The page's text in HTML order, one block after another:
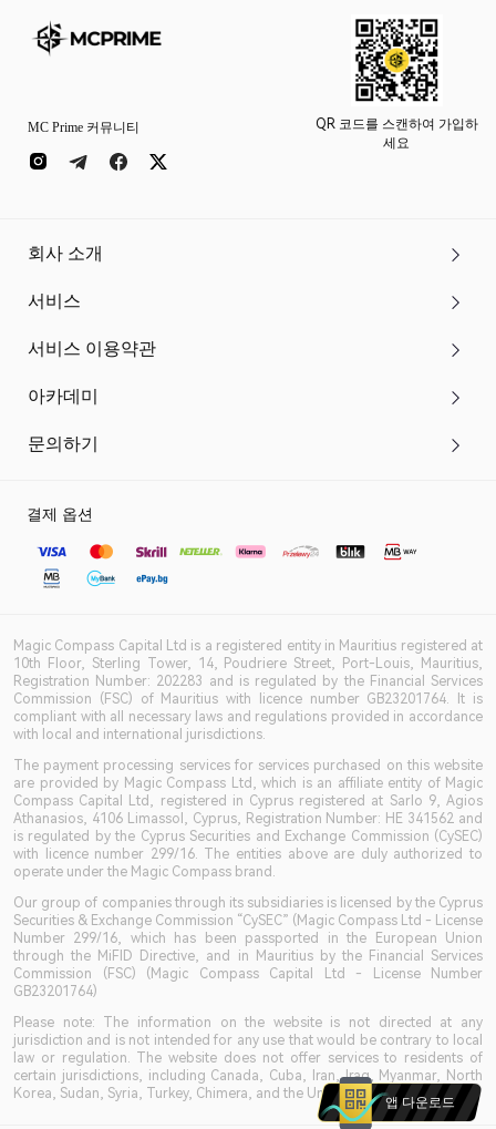
MC Prime 커뮤니티
QR 코드를 스캔하여 가입하
세요
회사 소개
서비스
서비스 이용약관
아카데미
문의하기
결제 옵션
Magic Compass Capital Ltd is a registered entity in Mauritius registered at
10th Floor, Sterling Tower, 14, Poudriere Street, Port-Louis, Mauritius,
Registration Number: 202283 and is regulated by the Financial Services
Commission (FSC) of Mauritius with licence number GB23201764. It is
compliant with all necessary laws and regulations provided in accordance
with local and international jurisdictions.
The payment processing services for services purchased on this website
are provided by Magic Compass Ltd, which is an affiliate entity of Magic
Compass Capital Ltd, registered in Cyprus registered at Sarlo 9, Agios
Athanasios, 4106 Limassol, Cyprus, Registration Number: HE 341562 and
is regulated by the Cyprus Securities and Exchange Commission (CySEC)
with licence number 299/16. The entities above are duly authorized to
operate under the Magic Compass brand.
Our group of companies through its subsidiaries is licensed by the Cyprus
Securities & Exchange Commission “CySEC” (Magic Compass Ltd - License
Number 299/16, which has been passported in the European Union
through the MiFID Directive, and in Mauritius by the Financial Services
Commission (FSC) (Magic Compass Capital Ltd - License Number
GB23201764)
Please note: The information on the website is not directed at any
jurisdiction and is not intended for any use that would be contrary to local
law or regulation. The website does not offer services to residents of
certain jurisdictions, including Canada, Cuba, Iran, Iraq, Myanmar, North
Korea, Sudan, Syria, Turkey, Chimera, and the United States.
앱 다운로드